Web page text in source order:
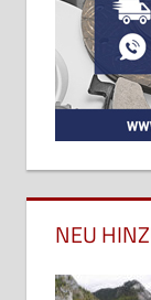
NEU